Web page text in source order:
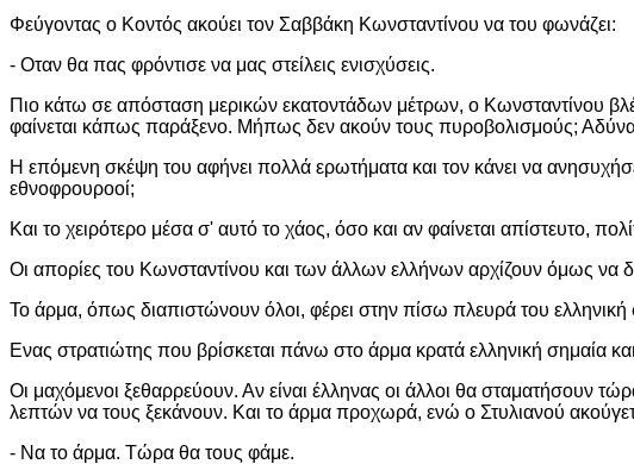
Φεύγοντας ο Κοντός ακούει τον Σαββάκη Κωνσταντίνου να του φωνάζει:
- Οταν θα πας φρόντισε να μας στείλεις ενισχύσεις.
Πιο κάτω σε απόσταση μερικών εκατοντάδων μέτρων, ο Κωνσταντίνου
φαίνεται κάπως παράξενο. Μήπως δεν ακούν τους πυροβολισμούς;
Η επόμενη σκέψη του αφήνει πολλά ερωτήματα και τον κάνει να
εθνοφρουροοί;
Και το χειρότερο μέσα σ' αυτό το χάος, όσο και αν φαίνεται απίστευτο,
Οι απορίες του Κωνσταντίνου και των άλλων ελλήνων αρχίζουν όμως να
Το άρμα, όπως διαπιστώνουν όλοι, φέρει στην πίσω πλευρά του ελληνική
Ενας στρατιώτης που βρίσκεται πάνω στο άρμα κρατά ελληνική σημαία
Οι μαχόμενοι ξεθαρρεύουν. Αν είναι έλληνας οι άλλοι θα σταματήσουν
λεπτών να τους ξεκάνουν. Και το άρμα προχωρά, ενώ ο Στυλιανού
- Να το άρμα. Τώρα θα τους φάμε.